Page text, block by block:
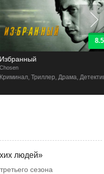
8.5
Триллер, Драма, Детектив
людей»
сезона